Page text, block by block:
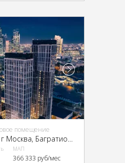
помещение
МАП
366 333 руб/мес